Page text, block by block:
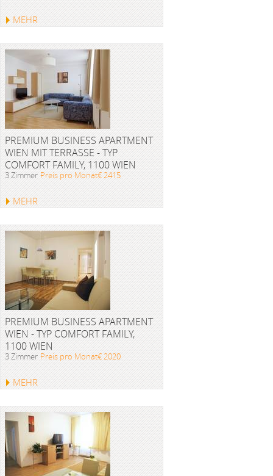
MEHR
PREMIUM BUSINESS APARTMENT
WIEN MIT TERRASSE - TYP
COMFORT FAMILY, 1100 WIEN
3 Zimmer Preis pro Monat€ 2415
MEHR
PREMIUM BUSINESS APARTMENT
WIEN - TYP COMFORT FAMILY,
1100 WIEN
3 Zimmer Preis pro Monat€ 2020
MEHR